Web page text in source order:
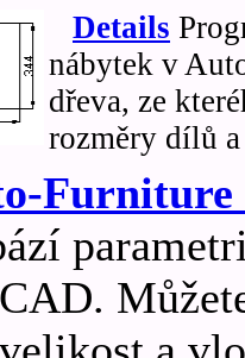
Details
nábytek v
dřeva, ze
rozměry dílů
Furniture